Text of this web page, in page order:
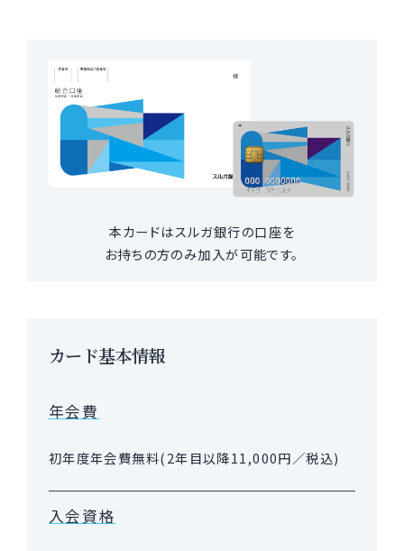
本カードはスルガ銀行の口座を
お持ちの方のみ加入が可能です。
カード基本情報
年会費
初年度年会費無料(2年目以降11,000円／税込)
入会資格